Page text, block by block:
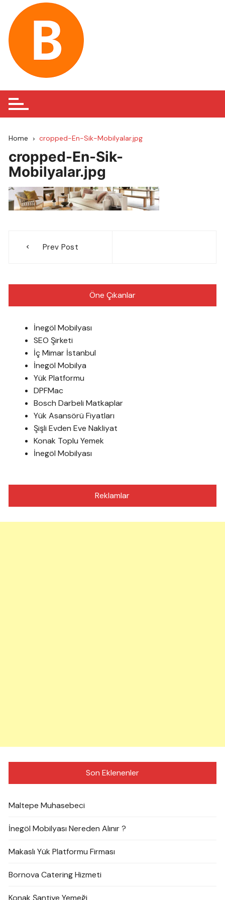
content
Home cropped-En-Sik-Mobilyalar.jpg
cropped-En-Sik-
Mobilyalar.jpg
gezinmesi
Prev Post
Öne Çıkanlar
İnegöl Mobilyası
SEO Şirketi
İç Mimar İstanbul
İnegöl Mobilya
Yük Platformu
DPFMac
Bosch Darbeli Matkaplar
Yük Asansörü Fiyatları
Şişli Evden Eve Nakliyat
Konak Toplu Yemek
İnegöl Mobilyası
Reklamlar
Son Eklenenler
Maltepe Muhasebeci
İnegöl Mobilyası Nereden Alınır ?
Makaslı Yük Platformu Firması
Bornova Catering Hizmeti
Konak Şantiye Yemeği